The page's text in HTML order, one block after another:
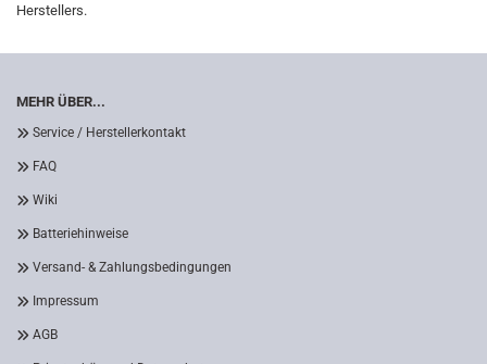
Herstellers.
MEHR ÜBER...
Service / Herstellerkontakt
FAQ
Wiki
Batteriehinweise
Versand- & Zahlungsbedingungen
Impressum
AGB